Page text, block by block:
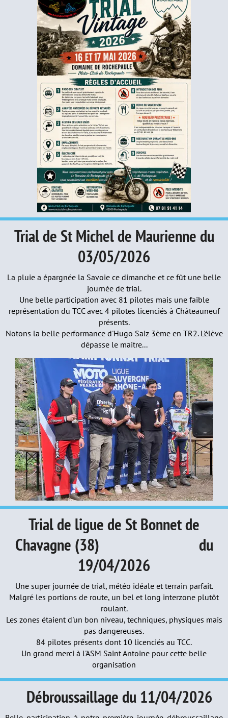
Trial de St Michel de Maurienne du
03/05/2026
La pluie a épargnée la Savoie ce dimanche et ce fût une belle
journée de trial.
Une belle participation avec 81 pilotes mais une faible
représentation du TCC avec 4 pilotes licenciés à Châteauneuf
présents.
Notons la belle performance d'Hugo Saiz 3ème en TR2. L'élève
dépasse le maitre...
Trial de ligue de St Bonnet de
Chavagne (38) du
19/04/2026
Une super journée de trial, météo idéale et terrain parfait.
Malgré les portions de route, un bel et long interzone plutôt
roulant.
Les zones étaient d'un bon niveau, techniques, physiques mais
pas dangereuses.
84 pilotes présents dont 10 licenciés au TCC.
Un grand merci à l'ASM Saint Antoine pour cette belle
organisation
Débroussaillage du 11/04/2026